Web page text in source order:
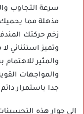
سرعة التجاوب
مذهلة مما يحميك
زخم حركتك
وتميز استثنائي
والمثير
والمواجهات
جدا باستمرار دائم
إلى جوار هذه